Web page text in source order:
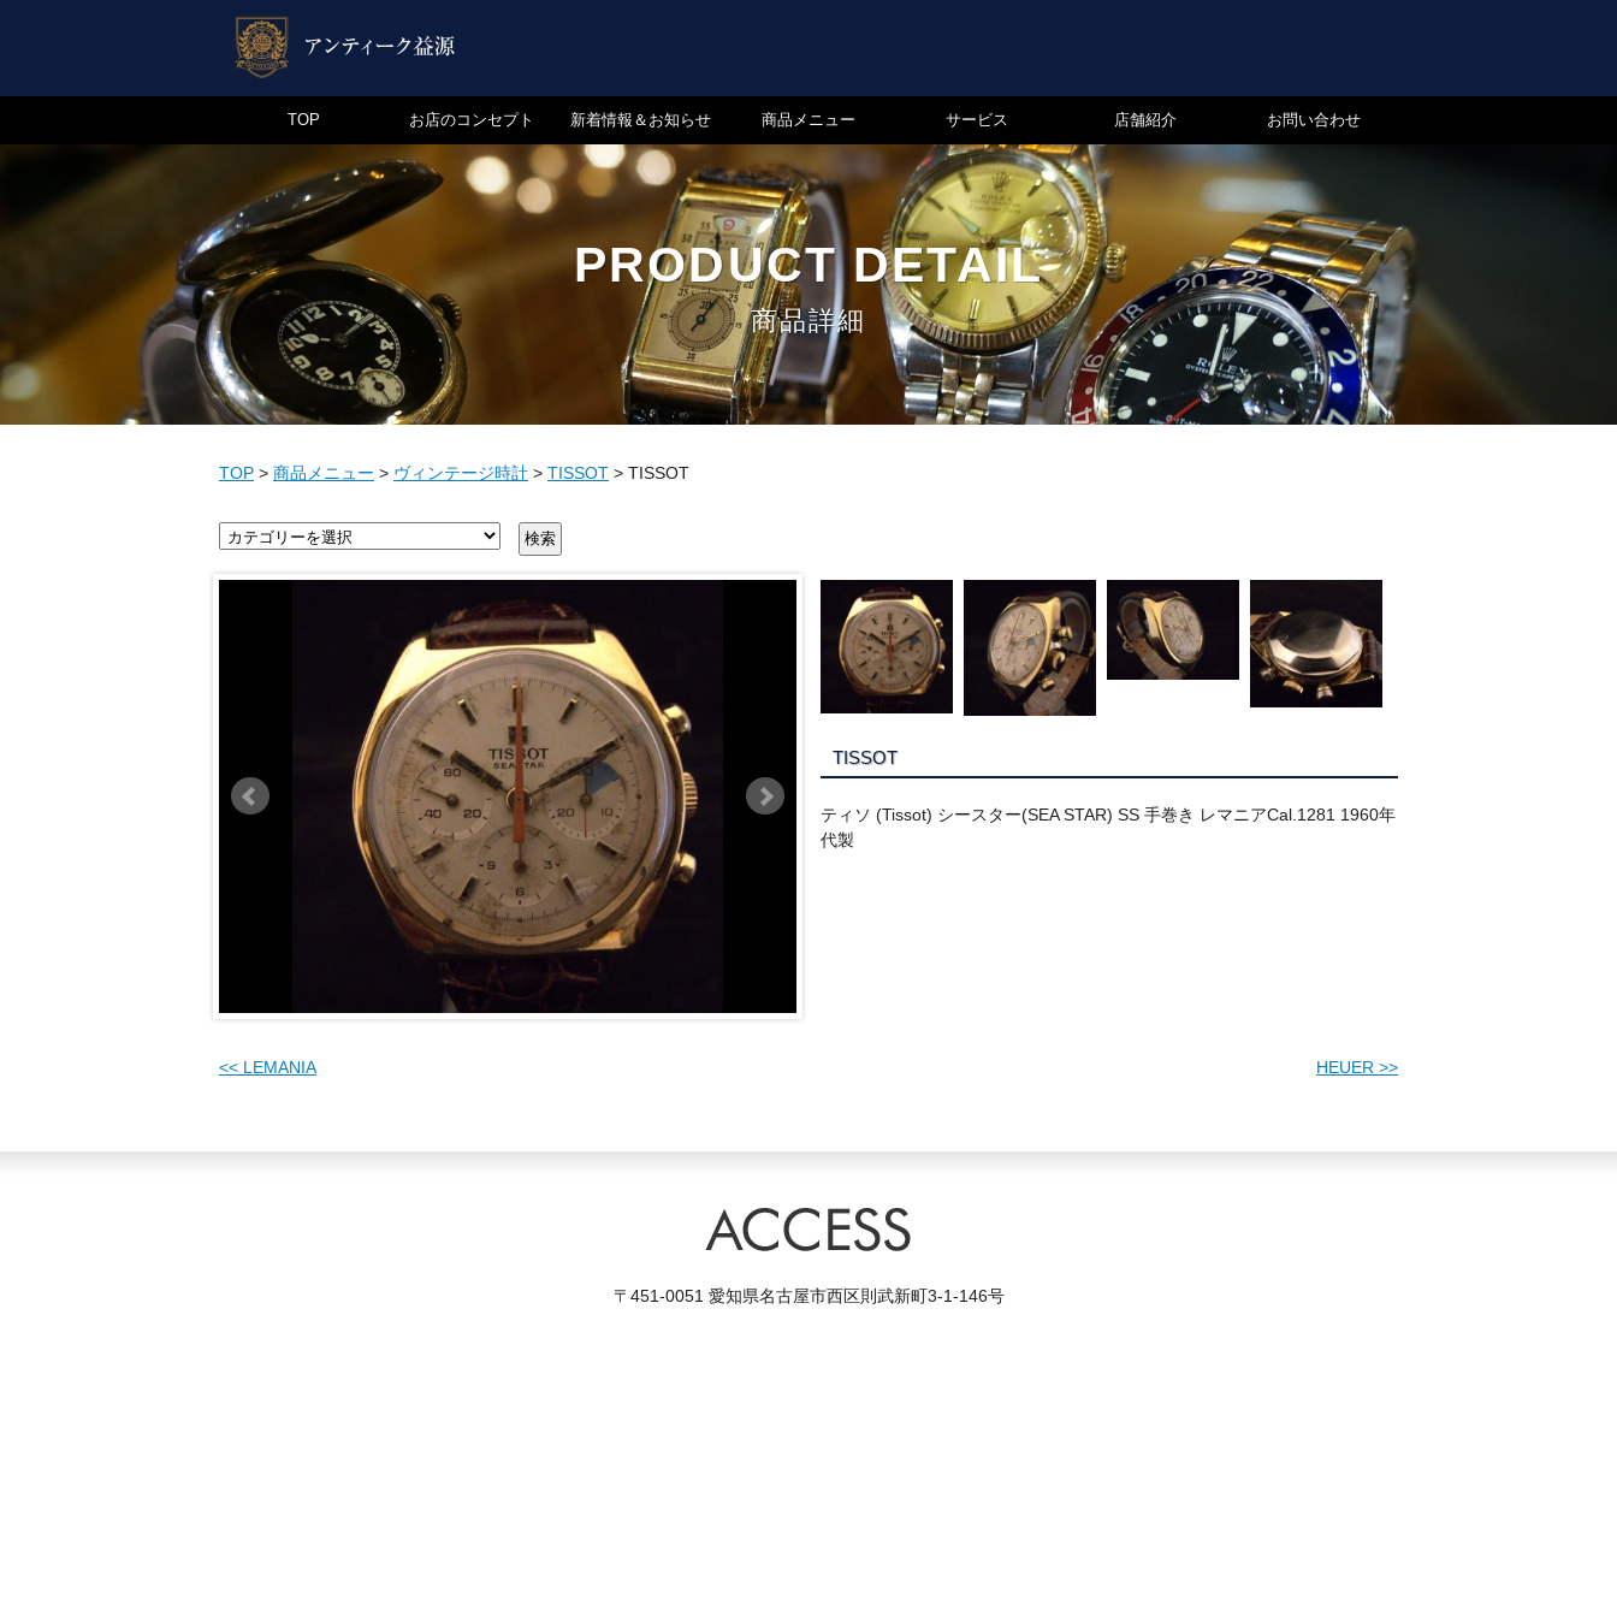
TOP お店のコンセプト 新着情報＆お知らせ 商品メニュー サービス 店舗紹介 お問い合わせ
PRODUCT DETAIL
商品詳細
TOP > 商品メニュー > ヴィンテージ時計 > TISSOT > TISSOT
TISSOT
ティソ (Tissot) シースター(SEA STAR) SS 手巻き レマニアCal.1281 1960年
代製
<< LEMANIA HEUER >>
〒451-0051 愛知県名古屋市西区則武新町3-1-146号